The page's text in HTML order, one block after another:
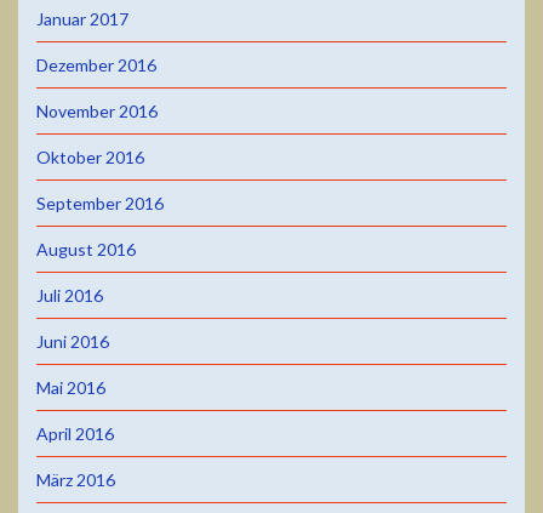
Januar 2017
Dezember 2016
November 2016
Oktober 2016
September 2016
August 2016
Juli 2016
Juni 2016
Mai 2016
April 2016
März 2016